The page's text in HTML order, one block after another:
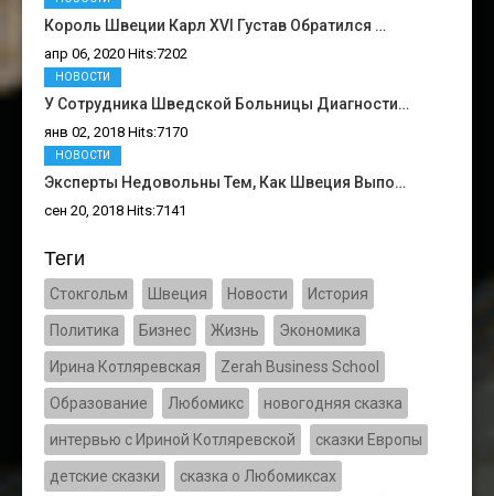
Король Швеции Карл XVI Густав Обратился …
апр 06, 2020 Hits:7202
У Сотрудника Шведской Больницы Диагности…
янв 02, 2018 Hits:7170
НОВОСТИ
Эксперты Недовольны Тем, Как Швеция Выпо…
сен 20, 2018 Hits:7141
НОВОСТИ
Теги
Стокгольм Швеция Новости История
Политика Бизнес Жизнь Экономика
Ирина Котляревская Zerah Business School
Образование Любомикс новогодняя сказка
интервью с Ириной Котляревской сказки Европы
детские сказки сказка о Любомиксах